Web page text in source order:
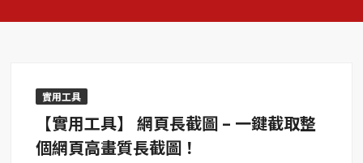
實用工具
【實用工具】 網頁長截圖 – 一鍵截取整
個網頁高畫質長截圖！